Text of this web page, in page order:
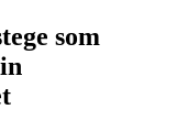
som